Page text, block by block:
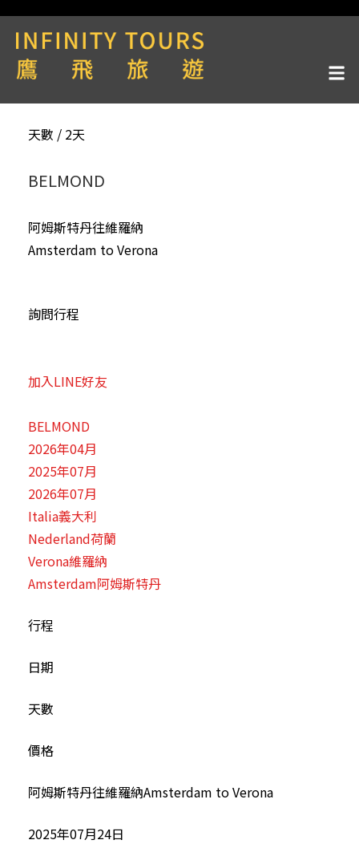
天數 / 2天
BELMOND
阿姆斯特丹往維羅納
Amsterdam to Verona
詢問行程
加入LINE好友
BELMOND
2026年04月
2025年07月
2026年07月
Italia義大利
Nederland荷蘭
Verona維羅納
Amsterdam阿姆斯特丹
行程
日期
天數
價格
阿姆斯特丹往維羅納Amsterdam to Verona
2025年07月24日